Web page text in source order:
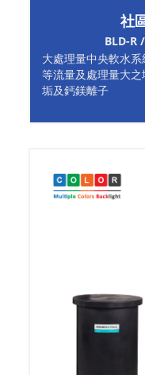
社
BLD-R
大處理量中央軟水
等流量及處理量大
垢及鈣鎂離子